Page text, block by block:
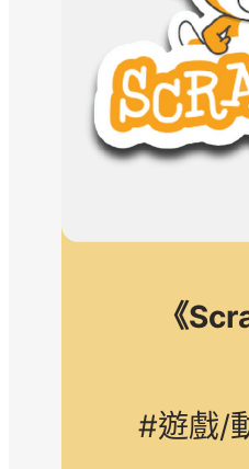
《
#遊戲/